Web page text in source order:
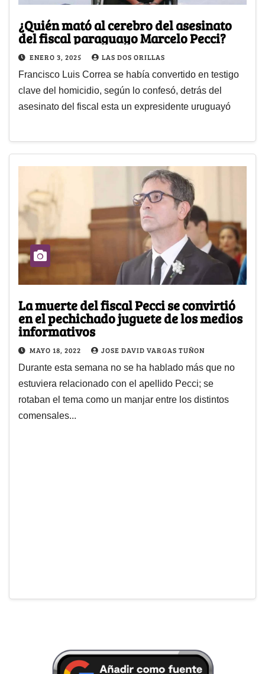
¿Quién mató al cerebro del asesinato
del fiscal paraguayo Marcelo Pecci?
ENERO 3, 2025 LAS DOS ORILLAS
Francisco Luis Correa se había convertido en testigo
clave del homicidio, según lo confesó, detrás del
asesinato del fiscal esta un expresidente uruguayó
La muerte del fiscal Pecci se convirtió
en el pechichado juguete de los medios
informativos
MAYO 18, 2022 JOSE DAVID VARGAS TUÑON
Durante esta semana no se ha hablado más que no
estuviera relacionado con el apellido Pecci; se
rotaban el tema como un manjar entre los distintos
comensales...